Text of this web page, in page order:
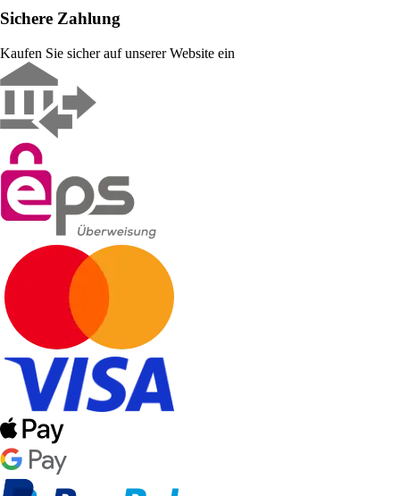
Sichere Zahlung
Kaufen Sie sicher auf unserer Website ein